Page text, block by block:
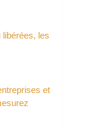
libérées, les
et